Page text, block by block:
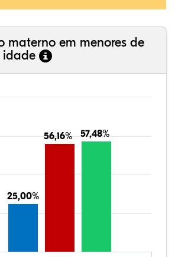
materno em menores de
idade
25,00%
25,00%
56,16%
56,16% 57,48%
57,48%